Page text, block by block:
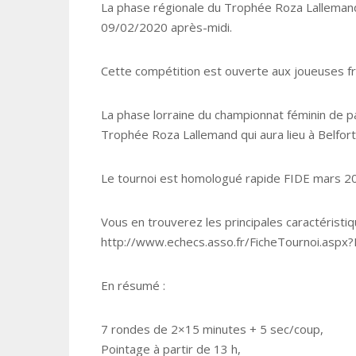
La phase régionale du Trophée Roza
09/02/2020 après-midi.
Cette compétition est ouverte aux joueuses
La phase lorraine du championnat féminin de
Trophée Roza Lallemand qui aura lieu à
Le tournoi est homologué rapide FIDE mars
Vous en trouverez les principales
http://www.echecs.asso.fr/
En résumé :
7 rondes de 2×15 minutes + 5 sec/coup,
Pointage à partir de 13 h,